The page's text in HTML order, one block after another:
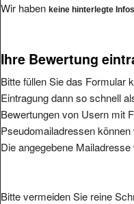
Wir haben keine hinterlegte
Ihre Bewertung
Bitte füllen Sie das Formular
Eintragung dann so schnell
Bewertungen von Usern mit
Pseudomailadressen
Die angegebene
Bitte vermeiden Sie reine